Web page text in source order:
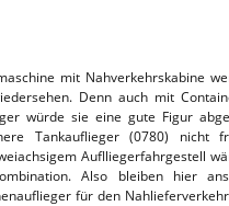
mit Nahverkehrskabine
Denn auch mit
würde sie eine gute Figur
Tankauflieger (0780) nicht
Auflliegerfahrgestell
Also bleiben hier
für den